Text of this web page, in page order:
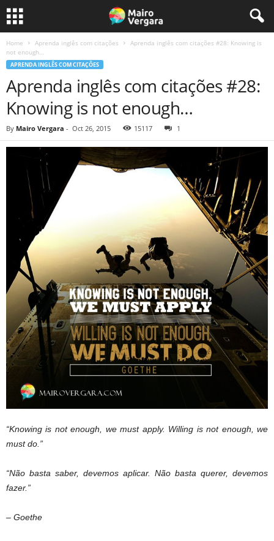
Home Aprenda inglês com citações
Aprenda inglês com citações #28: Knowing is
not enough…
APRENDA INGLÊS COM CITAÇÕES
Aprenda inglês com citações #28:
Knowing is not enough…
By Mairo Vergara - Oct 26, 2015 15117 1
“Knowing is not enough, we must apply. Willing is not enough, we
must do.”
“Não basta saber, devemos aplicar. Não basta querer, devemos
fazer.”
– Goethe